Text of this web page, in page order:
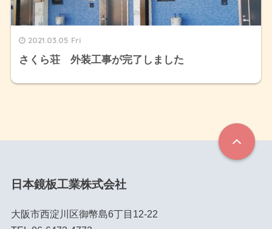
2021.03.05 Fri
さくら荘 外装工事が完了しました
日本鏡板工業株式会社
大阪市西淀川区御幣島6丁目12-22